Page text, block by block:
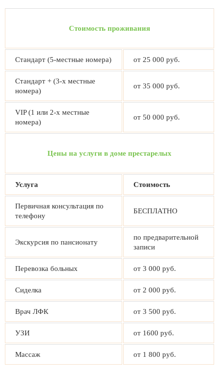
Стоимость проживания
Стандарт (5-местные номера) от 25 000 руб.
Стандарт + (3-х местные
номера)
от 35 000 руб.
VIP (1 или 2-х местные
номера)
от 50 000 руб.
Цены на услуги в доме престарелых
Услуга Стоимость
Первичная консультация по
телефону
БЕСПЛАТНО
Экскурсия по пансионату
по предварительной
записи
Перевозка больных от 3 000 руб.
Сиделка от 2 000 руб.
Врач ЛФК от 3 500 руб.
УЗИ от 1600 руб.
Массаж от 1 800 руб.